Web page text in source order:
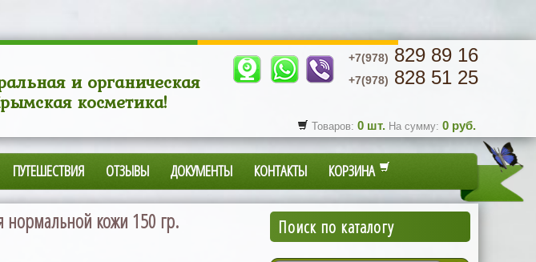
и органическая
косметика!
+7(978) 829 89 16
+7(978) 828 51 25
Товаров: 0 шт. На сумму: 0 руб.
ПУТЕШЕСТВИЯ ОТЗЫВЫ ДОКУМЕНТЫ КОНТАКТЫ КОРЗИНА
нормальной кожи 150 гр. Поиск по каталогу